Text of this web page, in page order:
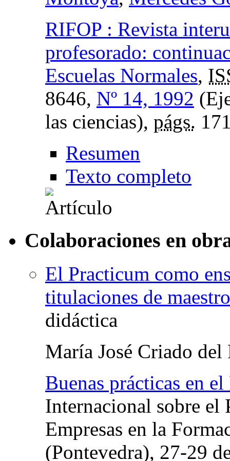
RIFOP : Revista
profesorado:
Escuelas Normales,
8646, Nº 14, 1992
las ciencias), págs.
Resumen
Texto completo
Colaboraciones en
El Practicum como
titulaciones de maestro
didáctica
María José Criado
Buenas prácticas en
Internacional sobre el
Empresas en la
(Pontevedra), 27-29